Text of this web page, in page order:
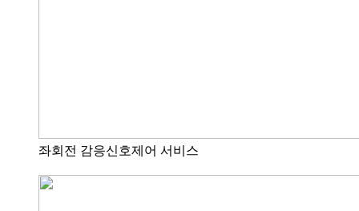
좌회전 감응신호제어 서비스